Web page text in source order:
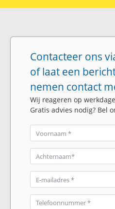
Contacteer ons
of laat een
nemen contact
Wij reageren op
Gratis advies nodig? Bel